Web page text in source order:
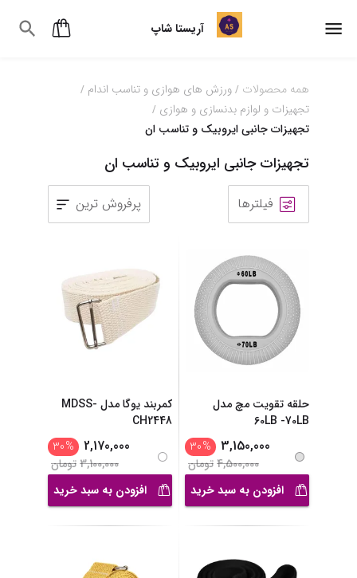
آریستا شاپ
همه محصولات / ورزش های هوازی و تناسب اندام /
تجهیزات و لوازم بدنسازی و هوازی /
تجهیزات جانبی ایروبیک و تناسب ان
تجهیزات جانبی ایروبیک و تناسب ان
فیلترها پرفروش ترین
حلقه تقویت مچ مدل
60LB -70LB
3,150,000
%
30
4,500,000تومان
افزودن به سبد خرید
کمربند یوگا مدل MDSS-
CH2448
2,170,000
%
30
3,100,000تومان
افزودن به سبد خرید